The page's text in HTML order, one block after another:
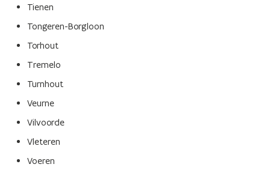
Tienen
Tongeren-Borgloon
Torhout
Tremelo
Turnhout
Veurne
Vilvoorde
Vleteren
Voeren